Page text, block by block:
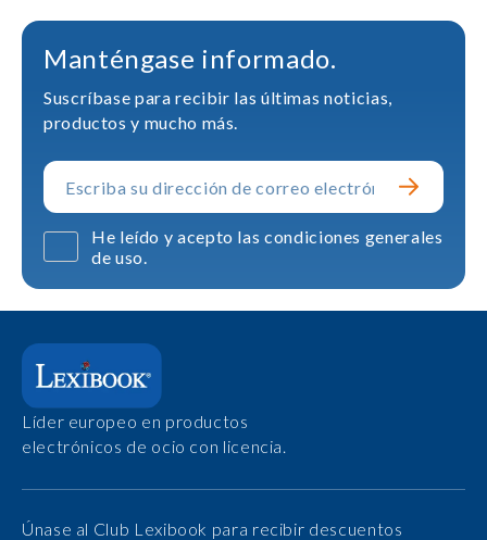
Manténgase informado.
Suscríbase para recibir las últimas noticias,
productos y mucho más.
He leído y acepto las condiciones generales
de uso.
Líder europeo en productos
electrónicos de ocio con licencia.
Únase al Club Lexibook para recibir descuentos